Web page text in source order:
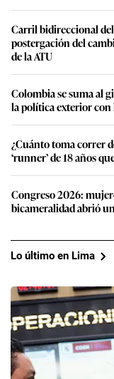
Carril bidireccional
postergación del
de la ATU
Colombia se suma al
la política exterior con
¿Cuánto toma correr
‘runner’ de 18 años
Congreso 2026:
bicameralidad abrió
Lo último en Lima